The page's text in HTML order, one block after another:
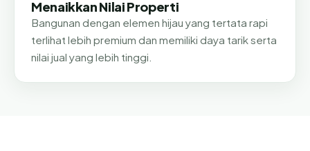
Menaikkan Nilai Properti
Bangunan dengan elemen hijau yang tertata rapi
terlihat lebih premium dan memiliki daya tarik serta
nilai jual yang lebih tinggi.